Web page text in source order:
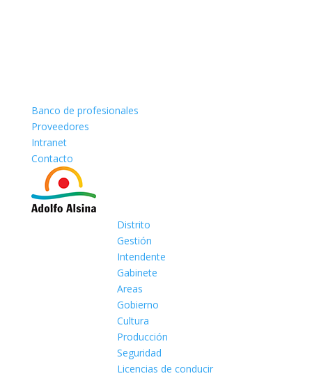
Banco de profesionales
Proveedores
Intranet
Contacto
Distrito
Gestión
Intendente
Gabinete
Areas
Gobierno
Cultura
Producción
Seguridad
Licencias de conducir